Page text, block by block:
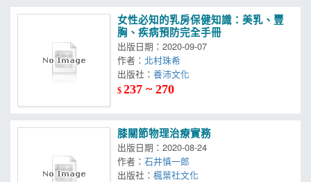
女性必知的乳房保健知識：美乳、豐
胸、疾病預防完全手冊
出版日期：2020-09-07
作者：北村珠希
出版社：
$237 ~ 270
膝關節物理治療實務
出版日期：2020-08-24
作者：石井慎一郎
出版社：